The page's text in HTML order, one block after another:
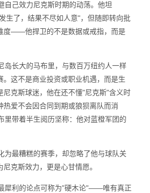
己效力尼克斯时期的动荡。他坦
生了，结果不尽如人意"，但随即转向批
度——他捍卫的不是数据或戒指，而是
长大的马布里，与数百万纽约人一样
。这不是商业投资或职业机遇，而是生
尼克斯球迷，他在还不懂"尼克斯"含义时
热爱不会因合同到期或狼狈离队而消
里带着半生阅历坚称：他对蓝橙军团的
最糟糕的赛季，却忽略了他与球队关
克斯效力，更是心甘情愿。
利的论点可称为"硬木论"——唯有真正